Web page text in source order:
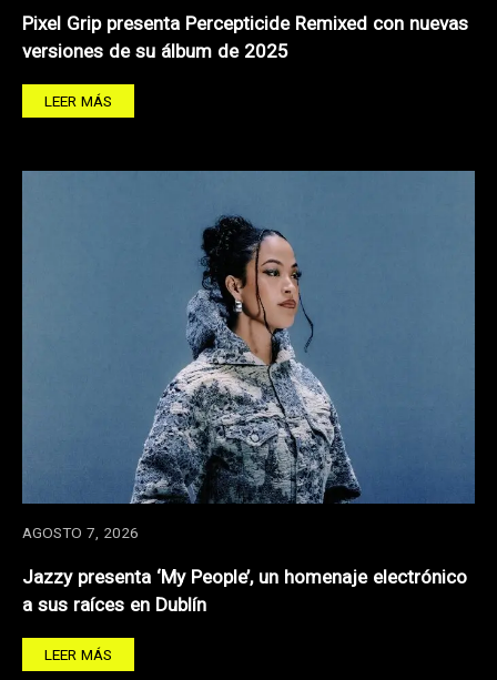
Pixel Grip presenta Percepticide Remixed con nuevas
versiones de su álbum de 2025
LEER MÁS
AGOSTO 7, 2026
Jazzy presenta ‘My People’, un homenaje electrónico
a sus raíces en Dublín
LEER MÁS